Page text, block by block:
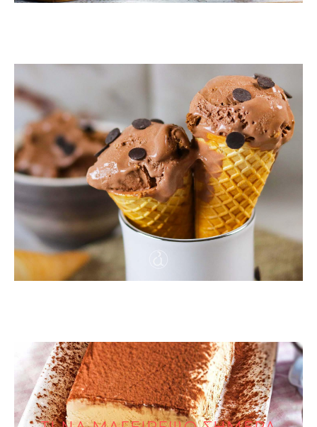
Παγωτό χωρίς ζάχαρη
Παγωτό τιραμισού